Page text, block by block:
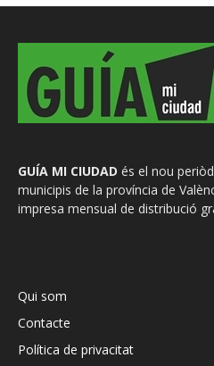
GUÍA MI CIUDAD és el nou
municipis de la província de
impresa mensual de distribució
Qui som
Contacte
Política de privacitat